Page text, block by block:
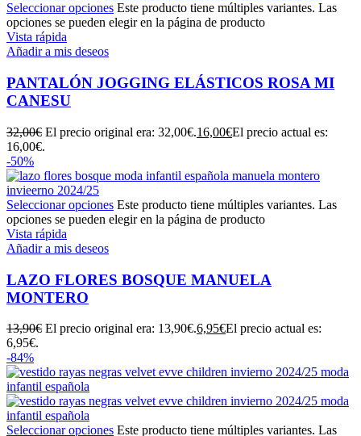
Seleccionar opciones Este producto tiene múltiples variantes. Las
opciones se pueden elegir en la página de producto
Vista rápida
Añadir a mis deseos
PANTALÓN JOGGING ELÁSTICOS ROSA MI
CANESU
32,00€ El precio original era: 32,00€.16,00€El precio actual es:
16,00€.
-50%
Seleccionar opciones Este producto tiene múltiples variantes. Las
opciones se pueden elegir en la página de producto
Vista rápida
Añadir a mis deseos
LAZO FLORES BOSQUE MANUELA
MONTERO
13,90€ El precio original era: 13,90€.6,95€El precio actual es:
6,95€.
-84%
Seleccionar opciones Este producto tiene múltiples variantes. Las